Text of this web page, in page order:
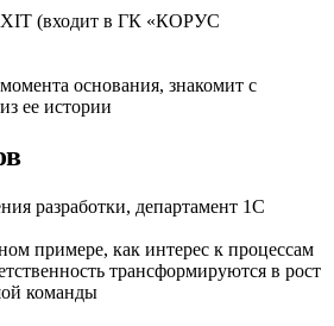
(входит в ГК «КОРУС
основания, знакомит с
ее истории
разработки, департамент 1С
примере, как интерес к процессам
трансформируются в рост
команды